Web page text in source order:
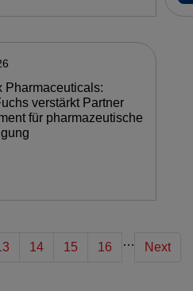
unter Druck
Pharmaceuticals:
verstärkt Partner
für pharmazeutische
14 15 16 … Next